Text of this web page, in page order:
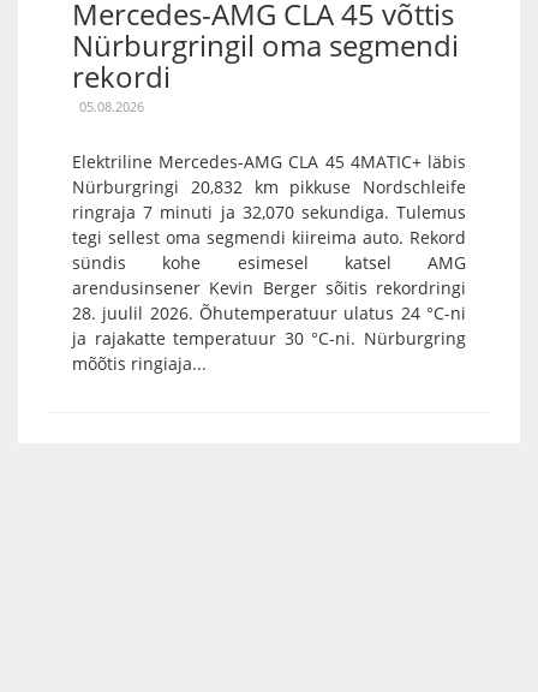
Mercedes-AMG CLA 45 võttis
Nürburgringil oma segmendi
rekordi
05.08.2026
Elektriline Mercedes-AMG CLA 45 4MATIC+ läbis
Nürburgringi 20,832 km pikkuse Nordschleife
ringraja 7 minuti ja 32,070 sekundiga. Tulemus
tegi sellest oma segmendi kiireima auto. Rekord
sündis kohe esimesel katsel AMG
arendusinsener Kevin Berger sõitis rekordringi
28. juulil 2026. Õhutemperatuur ulatus 24 °C-ni
ja rajakatte temperatuur 30 °C-ni. Nürburgring
mõõtis ringiaja...